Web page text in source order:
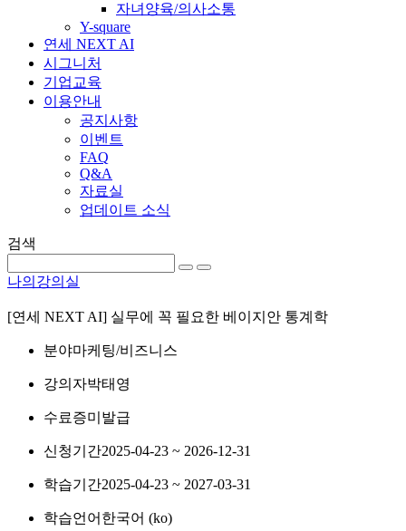
자녀양육/의사소통
Y-square
연세 NEXT AI
시그니처
기업교육
이용안내
공지사항
이벤트
FAQ
Q&A
자료실
업데이트 소식
검색
나의강의실
[연세 NEXT AI] 실무에 꼭 필요한 베이지안 통계학
분야마케팅/비즈니스
강의자박태영
수료증미발급
신청기간2025-04-23 ~ 2026-12-31
학습기간2025-04-23 ~ 2027-03-31
학습언어 한국어 ‎(ko)‎